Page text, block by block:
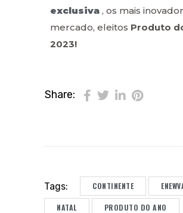
exclusiva , os mais
mercado, eleitos Produto
2023!
Share:
Tags: CONTINENTE
NATAL PRODUTO DO ANO